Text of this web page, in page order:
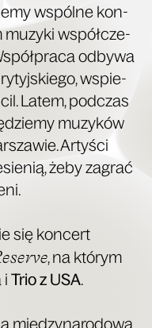
wspól­ne kon­
muzy­ki współ­cze­
odby­wa
wspie­
Latem, pod­czas
muzy­ków
Arty­ści
żeby zagrać
się kon­cert
, na któ­rym
i Trio z USA.
mię­dzy­na­ro­do­wą,